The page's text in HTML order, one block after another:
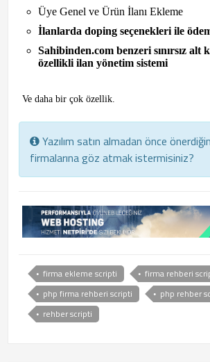
Üye Genel ve Ürün İlanı Ekleme
İlanlarda doping seçenekleri ile
Sahibinden.com benzeri sınırsız alt
özellikli ilan yönetim sistemi
Ve daha bir çok özellik.
Yazılım satın almadan önce
firmalarına göz atmak istermisiniz?
firma ekleme scripti
firma rehberi
php firma rehberi scripti
php rehber
rehber scripti